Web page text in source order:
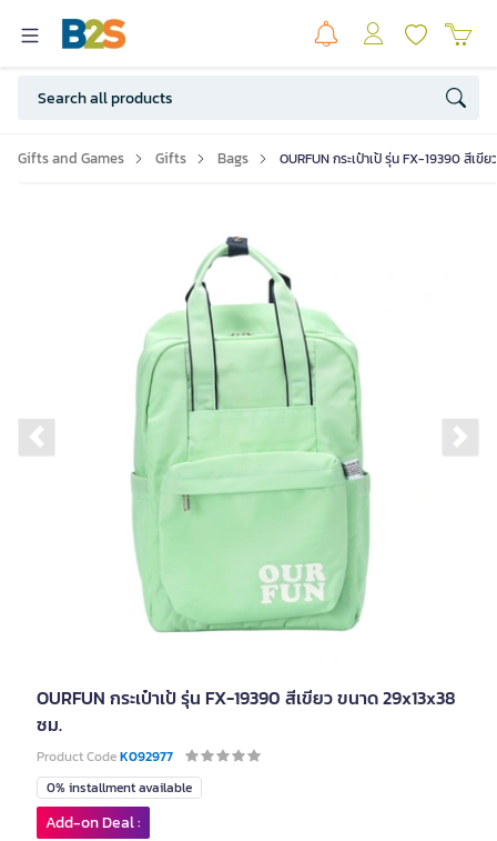
Gifts and Games Gifts Bags OURFUN กระเป๋าเป้ รุ่น FX-19390 สีเขี
Previous slide
OURFUN กระเป๋าเป้ รุ่น FX-19390 สีเขียว ขนาด 29x13x38
ซม.
Product CodeK092977
0% installment available
Add-on Deal :